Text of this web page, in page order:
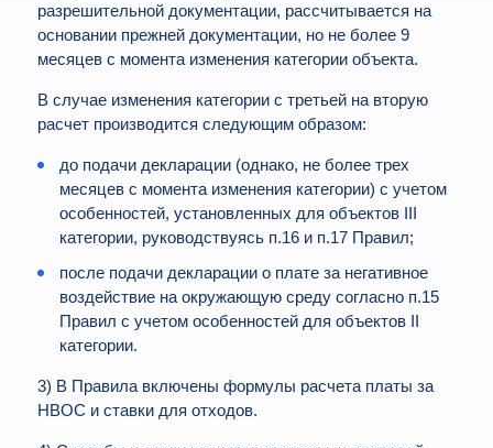
разрешительной документации, рассчитывается на
основании прежней документации, но не более 9
месяцев с момента изменения категории объекта.
В случае изменения категории с третьей на вторую
расчет производится следующим образом:
до подачи декларации (однако, не более трех
месяцев с момента изменения категории) с учетом
особенностей, установленных для объектов III
категории, руководствуясь п.16 и п.17 Правил;
после подачи декларации о плате за негативное
воздействие на окружающую среду согласно п.15
Правил с учетом особенностей для объектов II
категории.
3) В Правила включены формулы расчета платы за
НВОС и ставки для отходов.